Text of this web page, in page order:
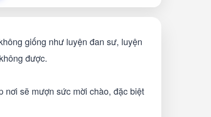
giống như luyện đan sư, luyện
được.
nơi sẽ mượn sức mời chào, đặc biệt